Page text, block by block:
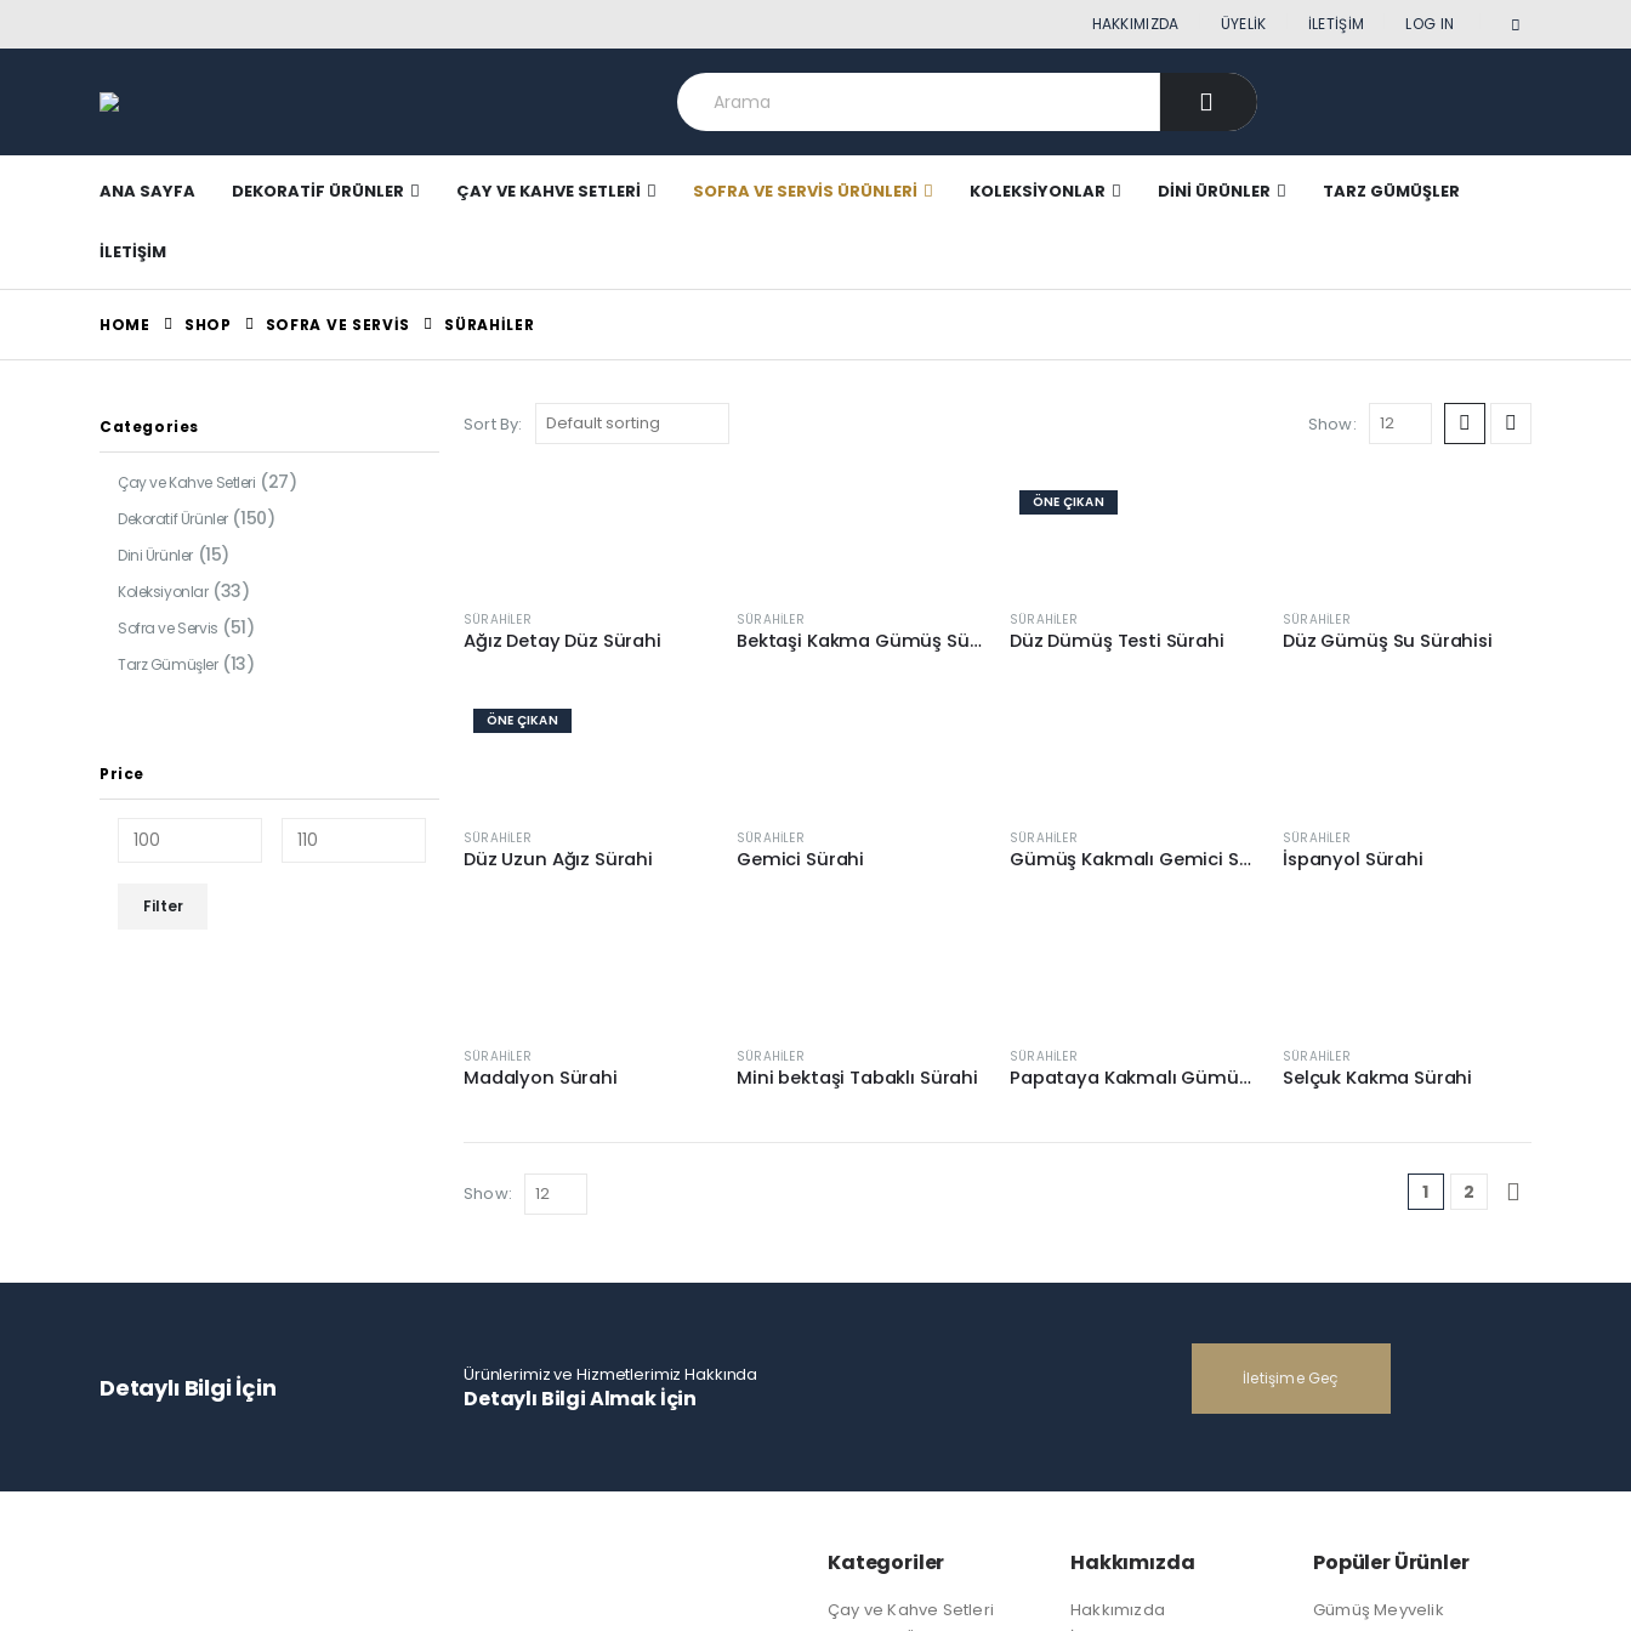
HAKKIMIZDA ÜYELIK İLETIŞIM LOG IN
ANA SAYFA DEKORATIF ÜRÜNLER ÇAY VE KAHVE SETLERI SOFRA VE SERVIS ÜRÜNLERI KOLEKSIYONLAR DINI ÜRÜNLER TARZ GÜMÜŞLER
İLETIŞIM
HOME SHOP SOFRA VE SERVIS SÜRAHILER
Sort By: Show:
SÜRAHILER
Ağız Detay Düz Sürahi
SÜRAHILER
Bektaşi Kakma Gümüş Sürahi
ÖNE ÇIKAN
SÜRAHILER
Düz Dümüş Testi Sürahi
SÜRAHILER
Düz Gümüş Su Sürahisi
ÖNE ÇIKAN
SÜRAHILER
Düz Uzun Ağız Sürahi
SÜRAHILER
Gemici Sürahi
SÜRAHILER
Gümüş Kakmalı Gemici Sürahi
SÜRAHILER
İspanyol Sürahi
SÜRAHILER
Madalyon Sürahi
SÜRAHILER
Mini bektaşi Tabaklı Sürahi
SÜRAHILER
Papataya Kakmalı Gümüş Sürahi
SÜRAHILER
Selçuk Kakma Sürahi
Show: 1 2
Categories
Çay ve Kahve Setleri (27)
Dekoratif Ürünler (150)
Dini Ürünler (15)
Koleksiyonlar (33)
Sofra ve Servis (51)
Tarz Gümüşler (13)
Price
Filter
Detaylı Bilgi İçin Ürünlerimiz ve Hizmetlerimiz Hakkında
Detaylı Bilgi Almak İçin
İletişime Geç
Kategoriler
Çay ve Kahve Setleri
Hakkımızda
Hakkımızda
Popüler Ürünler
Gümüş Meyvelik